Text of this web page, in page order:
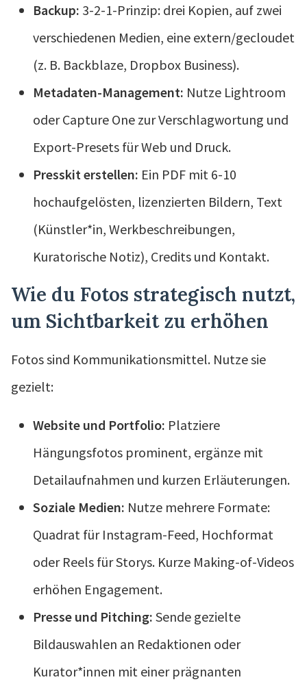
Backup: 3-2-1-Prinzip: drei Kopien, auf zwei
verschiedenen Medien, eine extern/gecloudet
(z. B. Backblaze, Dropbox Business).
Metadaten-Management: Nutze Lightroom
oder Capture One zur Verschlagwortung und
Export-Presets für Web und Druck.
Presskit erstellen: Ein PDF mit 6-10
hochaufgelösten, lizenzierten Bildern, Text
(Künstler*in, Werkbeschreibungen,
Kuratorische Notiz), Credits und Kontakt.
Wie du Fotos strategisch nutzt,
um Sichtbarkeit zu erhöhen
Fotos sind Kommunikationsmittel. Nutze sie
gezielt:
Website und Portfolio: Platziere
Hängungsfotos prominent, ergänze mit
Detailaufnahmen und kurzen Erläuterungen.
Soziale Medien: Nutze mehrere Formate:
Quadrat für Instagram-Feed, Hochformat
oder Reels für Storys. Kurze Making-of-Videos
erhöhen Engagement.
Presse und Pitching: Sende gezielte
Bildauswahlen an Redaktionen oder
Kurator*innen mit einer prägnanten